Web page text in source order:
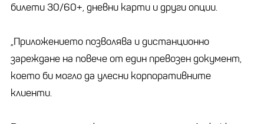
билети 30/60+, дневни карти и други опции.
„Приложението позволява и дистанционно
зареждане на повече от един превозен документ,
което би могло да улесни корпоративните
клиенти.